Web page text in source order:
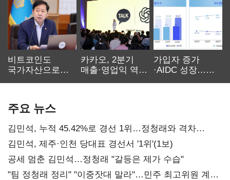
비트코인도
국가자산으로…'
카카오, 2분기
매출·영업익 역대
가입자 증가
·AIDC 성장…
주요 뉴스
김민석, 누적 45.42%로 경선 1위…정청래와 격차
0.86%p(2보)
김민석, 제주·인천 당대표 경선서 '1위'(1보)
공세 멈춘 김민석…정청래 "갈등은 제가 수습"
"팀 정청래 정리" "이중잣대 말라"…민주 최고위원 계파